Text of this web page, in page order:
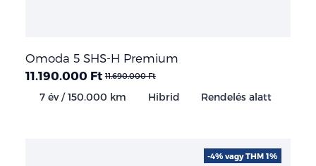
Omoda 5 SHS-H Premium
11.190.000 Ft 11.690.000 Ft
7 év / 150.000 km Hibrid Rendelés alatt
-4% vagy THM 1%